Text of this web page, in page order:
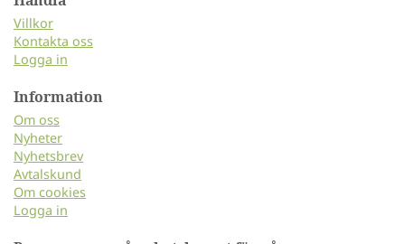
Villkor
Kontakta oss
Logga in
Information
Om oss
Nyheter
Nyhetsbrev
Avtalskund
Om cookies
Logga in